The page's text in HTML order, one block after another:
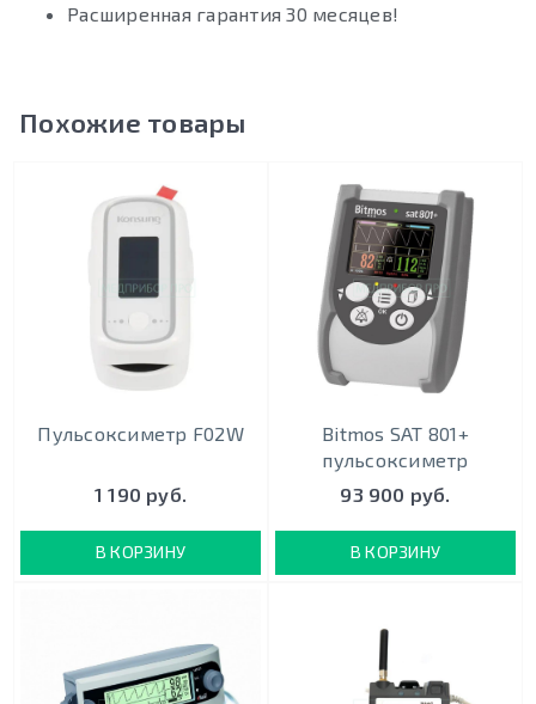
Расширенная гарантия 30 месяцев!
Похожие товары
Пульсоксиметр F02W
1 190 руб.
В КОРЗИНУ
Bitmos SAT 801+
пульсоксиметр
93 900 руб.
В КОРЗИНУ